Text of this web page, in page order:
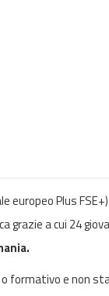
europeo Plus
grazie a cui 24
formativo e non